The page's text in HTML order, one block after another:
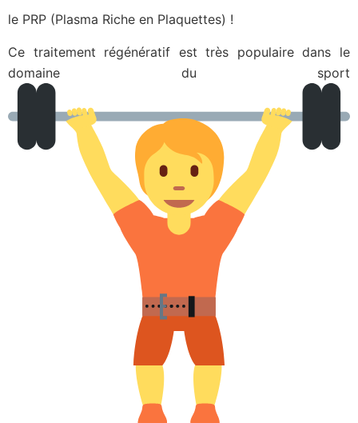
le PRP (Plasma Riche en Plaquettes) !
Ce traitement régénératif est très populaire dans le
domaine du sport